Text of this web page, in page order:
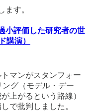
ます。
小評価した研究者の世
講演）
マンがスタンフォー
グ（モデル・デー
上がるという路線）
で批判しました。